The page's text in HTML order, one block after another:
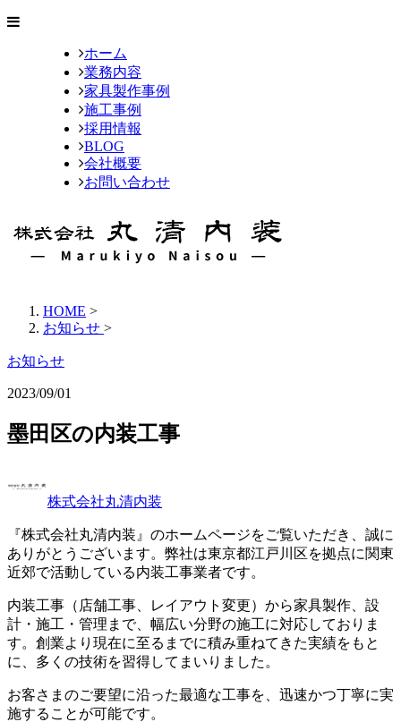
ホーム
業務内容
家具製作事例
施工事例
採用情報
BLOG
会社概要
お問い合わせ
HOME >
お知らせ >
お知らせ
2023/09/01
墨田区の内装工事
株式会社丸清内装
『株式会社丸清内装』のホームページをご覧いただき、誠に
ありがとうございます。弊社は東京都江戸川区を拠点に関東
近郊で活動している内装工事業者です。
内装工事（店舗工事、レイアウト変更）から家具製作、設
計・施工・管理まで、幅広い分野の施工に対応しておりま
す。創業より現在に至るまでに積み重ねてきた実績をもと
に、多くの技術を習得してまいりました。
お客さまのご要望に沿った最適な工事を、迅速かつ丁寧に実
施することが可能です。